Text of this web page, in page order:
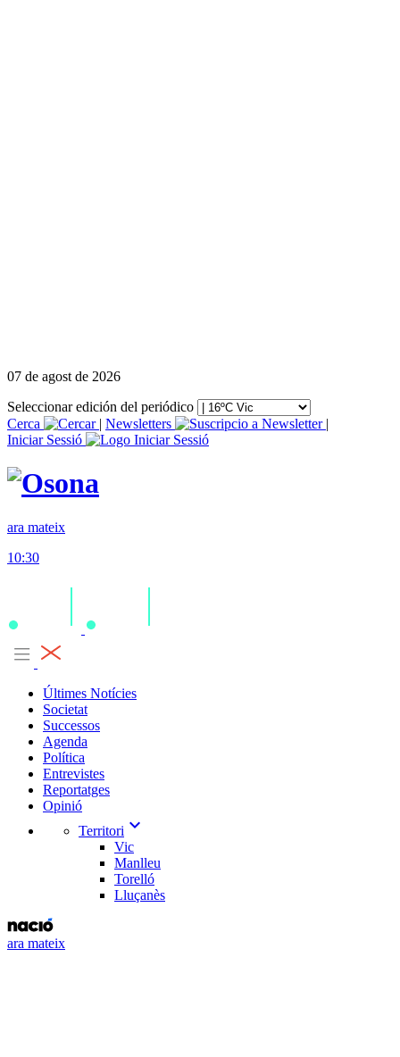
07 de agost de 2026
Seleccionar edición del periódico
Cerca
| Newsletters
|
Iniciar Sessió
ara mateix
10:30
Últimes Notícies
Societat
Successos
Agenda
Política
Entrevistes
Reportatges
Opinió
Territori expand_more
Vic
Manlleu
Torelló
Lluçanès
ara mateix